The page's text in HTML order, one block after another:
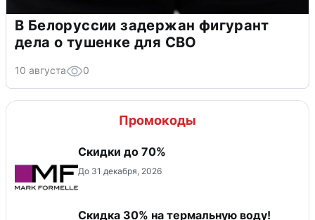
В Белоруссии задержан фигурант
дела о тушенке для СВО
10 августа 0
Промокоды
Скидки до 70%
До 31 декабря, 2026
Скидка 30% на термальную воду!